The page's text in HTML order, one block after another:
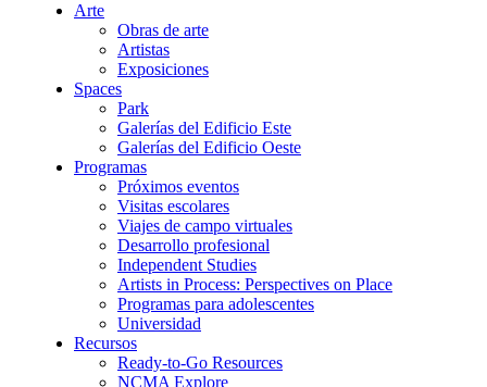
Arte
Obras de arte
Artistas
Exposiciones
Spaces
Park
Galerías del Edificio Este
Galerías del Edificio Oeste
Programas
Próximos eventos
Visitas escolares
Viajes de campo virtuales
Desarrollo profesional
Independent Studies
Artists in Process: Perspectives on Place
Programas para adolescentes
Universidad
Recursos
Ready-to-Go Resources
NCMA Explore